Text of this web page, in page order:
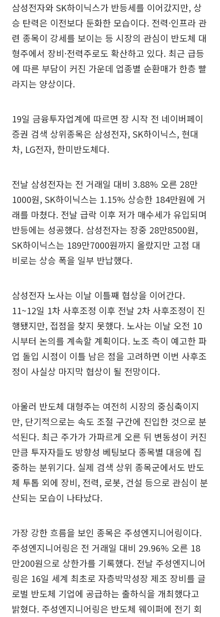
삼성전자와 SK하이닉스가 반등세를 이어갔지만, 상
승 탄력은 이전보다 둔화한 모습이다. 전력·인프라 관
련 종목이 강세를 보이는 등 시장의 관심이 반도체 대
형주에서 장비·전력주로도 확산하고 있다. 최근 급등
에 따른 부담이 커진 가운데 업종별 순환매가 한층 빨
라지는 양상이다.
19일 금융투자업계에 따르면 장 시작 전 네이버페이
증권 검색 상위종목은 삼성전자, SK하이닉스, 현대
차, LG전자, 한미반도체다.
전날 삼성전자는 전 거래일 대비 3.88% 오른 28만
1000원, SK하이닉스는 1.15% 상승한 184만원에 거
래를 마쳤다. 전날 급락 이후 저가 매수세가 유입되며
반등에는 성공했다. 삼성전자는 장중 28만8500원,
SK하이닉스는 189만7000원까지 올랐지만 고점 대
비로는 상승 폭을 일부 반납했다.
삼성전자 노사는 이날 이틀째 협상을 이어간다.
11~12일 1차 사후조정 이후 전날 2차 사후조정이 진
행됐지만, 접점을 찾지 못했다. 노사는 이날 오전 10
시부터 논의를 계속할 계획이다. 노조 측이 예고한 파
업 돌입 시점이 이틀 남은 점을 고려하면 이번 사후조
정이 사실상 마지막 협상이 될 전망이다.
아울러 반도체 대형주는 여전히 시장의 중심축이지
만, 단기적으로는 속도 조절 구간에 진입한 것으로 분
석된다. 최근 주가가 가파르게 오른 뒤 변동성이 커진
만큼 투자자들도 방향성 베팅보다 종목별 대응에 집
중하는 분위기다. 실제 검색 상위 종목군에서도 반도
체 투톱 외에 장비, 전력, 로봇, 건설 등으로 관심이 분
산되는 모습이 나타났다.
가장 강한 흐름을 보인 종목은 주성엔지니어링이다.
주성엔지니어링은 전 거래일 대비 29.96% 오른 18
만200원으로 상한가를 기록했다. 전날 주성엔지니어
링은 16일 세계 최초로 자층박막성장 제조 장비를 글
로벌 반도체 기업에 공급하는 출하식을 개최했다고
밝혔다. 주성엔지니어링은 반도체 웨이퍼에 전기 회